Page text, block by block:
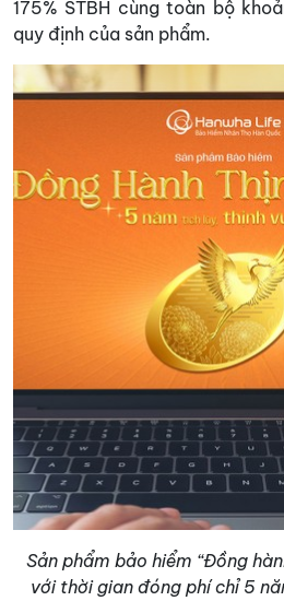
175% STBH cùng toàn bộ
quy định của sản phẩm.
Sản phẩm bảo hiểm “Đồng
với thời gian đóng phí chỉ 5